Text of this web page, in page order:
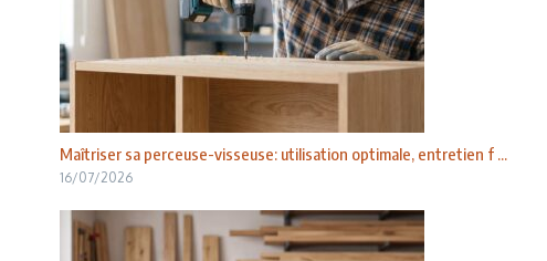
Maîtriser sa perceuse-visseuse: utilisation optimale, entretien f ...
16/07/2026